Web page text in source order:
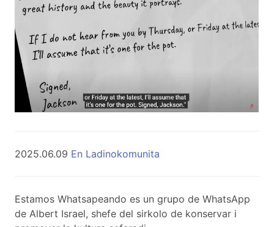
2025.06.09 En Ladinokomunita
Estamos Whatsapeando es un grupo de WhatsApp
de Albert Israel, shefe del sirkolo de konservar i